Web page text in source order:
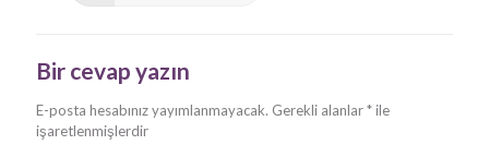
Bir cevap yazın
E-posta hesabınız yayımlanmayacak. Gerekli alanlar*ile
işaretlenmişlerdir